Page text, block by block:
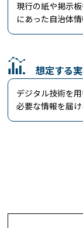
現行の紙や掲示
にあった自治体
想定する
デジタル技術を
必要な情報を届